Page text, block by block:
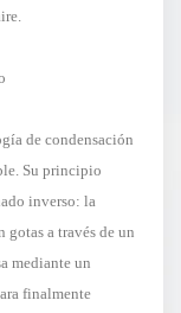
de condensación
Su principio
inverso: la
gotas a través de un
mediante un
finalmente